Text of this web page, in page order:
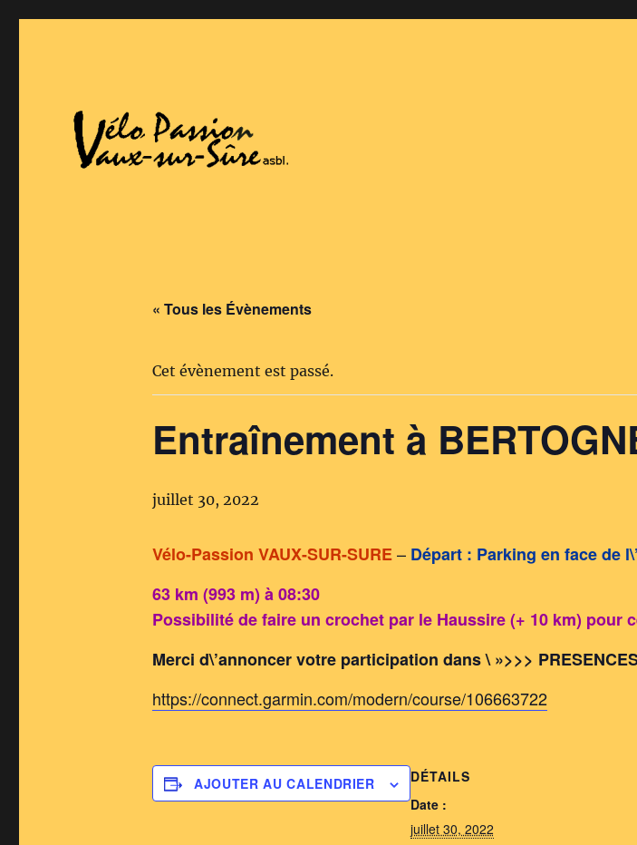
« Tous les Évènements
Cet évènement est passé.
Entraînement à
juillet 30, 2022
Vélo-Passion VAUX-SUR-SURE– Départ : Parking en face de
63 km (993 m) à 08:30
Possibilité de faire un crochet par le Haussire (+ 10 km) pour
Merci d\’annoncer votre participation dans \ »>>>
https://connect.garmin.com/modern/course/106663722
AJOUTER AU CALENDRIER
DÉTAILS
Date :
juillet 30, 2022